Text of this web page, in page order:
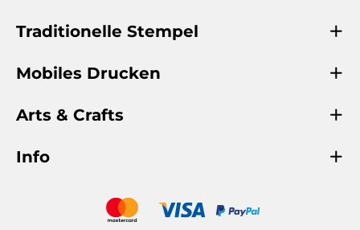
Traditionelle Stempel
Mobiles Drucken
Arts & Crafts
Info